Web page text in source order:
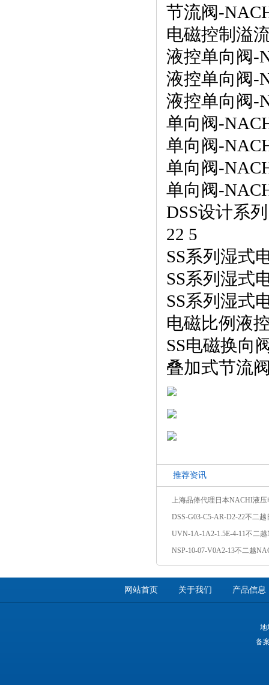
节流阀-
电磁控制溢
液控单向阀-
液控单向阀-
液控单向阀-
单向阀-
单向阀-
单向阀-
单向阀-
DSS设计系
22 5
SS系列湿式
SS系列湿式
SS系列湿式
电磁比例液
SS电磁换向
叠加式节流
推荐资讯
上海品俸代理日本NACHI液压
UVN-1A-1A2-1.5E-4-11不二
网站首页 关于我们 产品信息
地
备